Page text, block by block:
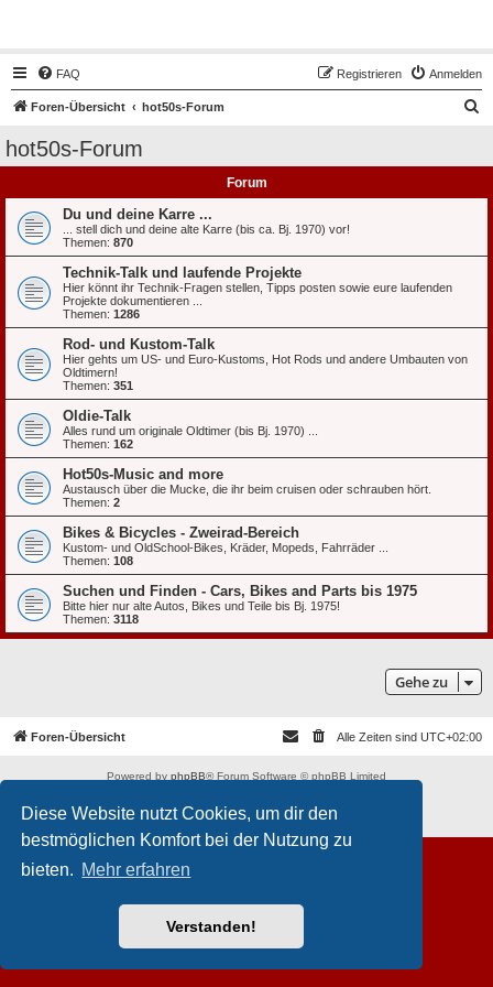
Diese Website nutzt Cookies, um dir den
bestmöglichen Komfort bei der Nutzung zu
bieten. Mehr erfahren
Verstanden!
FAQ Anmelden
Registrieren
Foren-Übersicht hot50s-Forum
hot50s-Forum
Forum
Du und deine Karre ...
... stell dich und deine alte Karre (bis ca. Bj. 1970) vor!
Themen: 870
Technik-Talk und laufende Projekte
Hier könnt ihr Technik-Fragen stellen, Tipps posten sowie eure laufenden
Projekte dokumentieren ...
Themen: 1286
Rod- und Kustom-Talk
Hier gehts um US- und Euro-Kustoms, Hot Rods und andere Umbauten von
Oldtimern!
Themen: 351
Oldie-Talk
Alles rund um originale Oldtimer (bis Bj. 1970) ...
Themen: 162
Hot50s-Music and more
Austausch über die Mucke, die ihr beim cruisen oder schrauben hört.
Themen: 2
Bikes & Bicycles - Zweirad-Bereich
Kustom- und OldSchool-Bikes, Kräder, Mopeds, Fahrräder ...
Themen: 108
Suchen und Finden - Cars, Bikes and Parts bis 1975
Bitte hier nur alte Autos, Bikes und Teile bis Bj. 1975!
Themen: 3118
Gehe zu
Foren-Übersicht Alle Zeiten sind UTC+02:00
Powered by phpBB® Forum Software © phpBB Limited
Datenschutz| Nutzungsbedingungen